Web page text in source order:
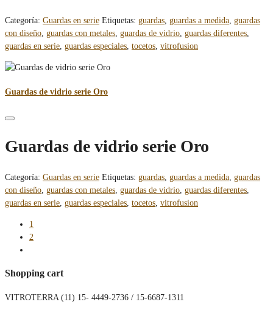
Categoría: Guardas en serie Etiquetas: guardas, guardas a medida, guardas
con diseño, guardas con metales, guardas de vidrio, guardas diferentes,
guardas en serie, guardas especiales, tocetos, vitrofusion
Guardas de vidrio serie Oro
Guardas de vidrio serie Oro
Categoría: Guardas en serie Etiquetas: guardas guardas a medida guardas
con diseño guardas con metales guardas de vidrio guardas diferentes
guardas en serie guardas especiales tocetos vitrofusion
1
2
Shopping cart
VITROTERRA (11) 15- 4449-2736 / 15-6687-1311